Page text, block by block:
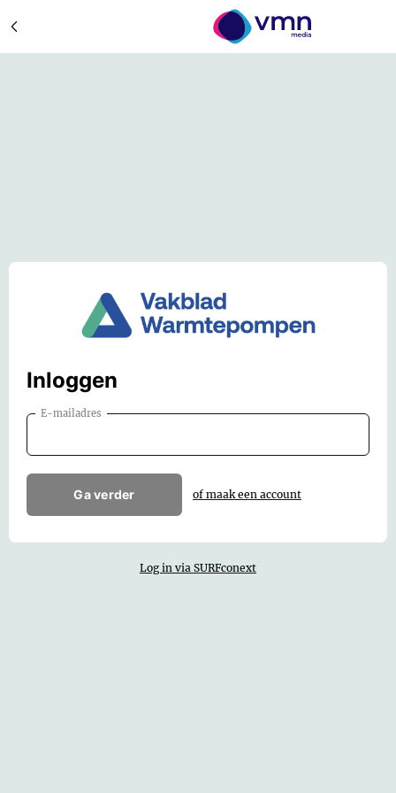
Inloggen
E-mailadres
Ga verder of maak een account
Log in via SURFconext